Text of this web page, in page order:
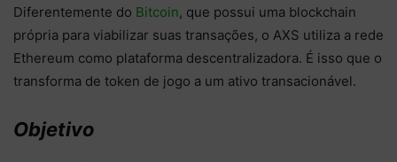
Diferentemente do Bitcoin, que possui uma blockchain
própria para viabilizar suas transações, o AXS utiliza a rede
Ethereum como plataforma descentralizadora. É isso que o
transforma de token de jogo a um ativo transacionável.
Objetivo